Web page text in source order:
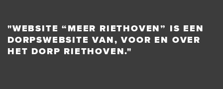
"WEBSITE “MEER RIETHOVEN” IS EEN
DORPSWEBSITE VAN, VOOR EN OVER
HET DORP RIETHOVEN."